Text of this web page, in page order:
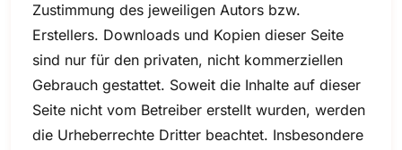
Zustimmung des jeweiligen Autors bzw.
Erstellers. Downloads und Kopien dieser Seite
sind nur für den privaten, nicht kommerziellen
Gebrauch gestattet. Soweit die Inhalte auf dieser
Seite nicht vom Betreiber erstellt wurden, werden
die Urheberrechte Dritter beachtet. Insbesondere